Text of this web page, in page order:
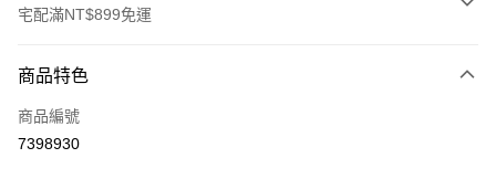
宅配滿NT$899免運
信用卡一次付款
LINE Pay
商品特色
商品編號
7398930